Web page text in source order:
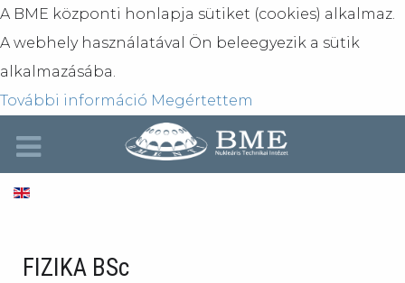
A BME központi honlapja sütiket (cookies) alkalmaz.
A webhely használatával Ön beleegyezik a sütik
alkalmazásába.
További információ Megértettem
FIZIKA BSc